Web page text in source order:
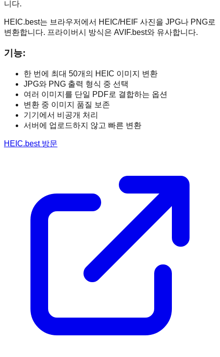
니다.
HEIC.best는 브라우저에서 HEIC/HEIF 사진을 JPG나 PNG로
변환합니다. 프라이버시 방식은 AVIF.best와 유사합니다.
기능:
한 번에 최대 50개의 HEIC 이미지 변환
JPG와 PNG 출력 형식 중 선택
여러 이미지를 단일 PDF로 결합하는 옵션
변환 중 이미지 품질 보존
기기에서 비공개 처리
서버에 업로드하지 않고 빠른 변환
HEIC.best 방문